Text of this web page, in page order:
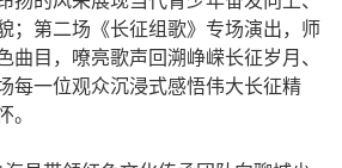
；第二场《长征组歌》专场演出，师
曲目，嘹亮歌声回溯峥嵘长征岁月、
每一位观众沉浸式感悟伟大长征精
。